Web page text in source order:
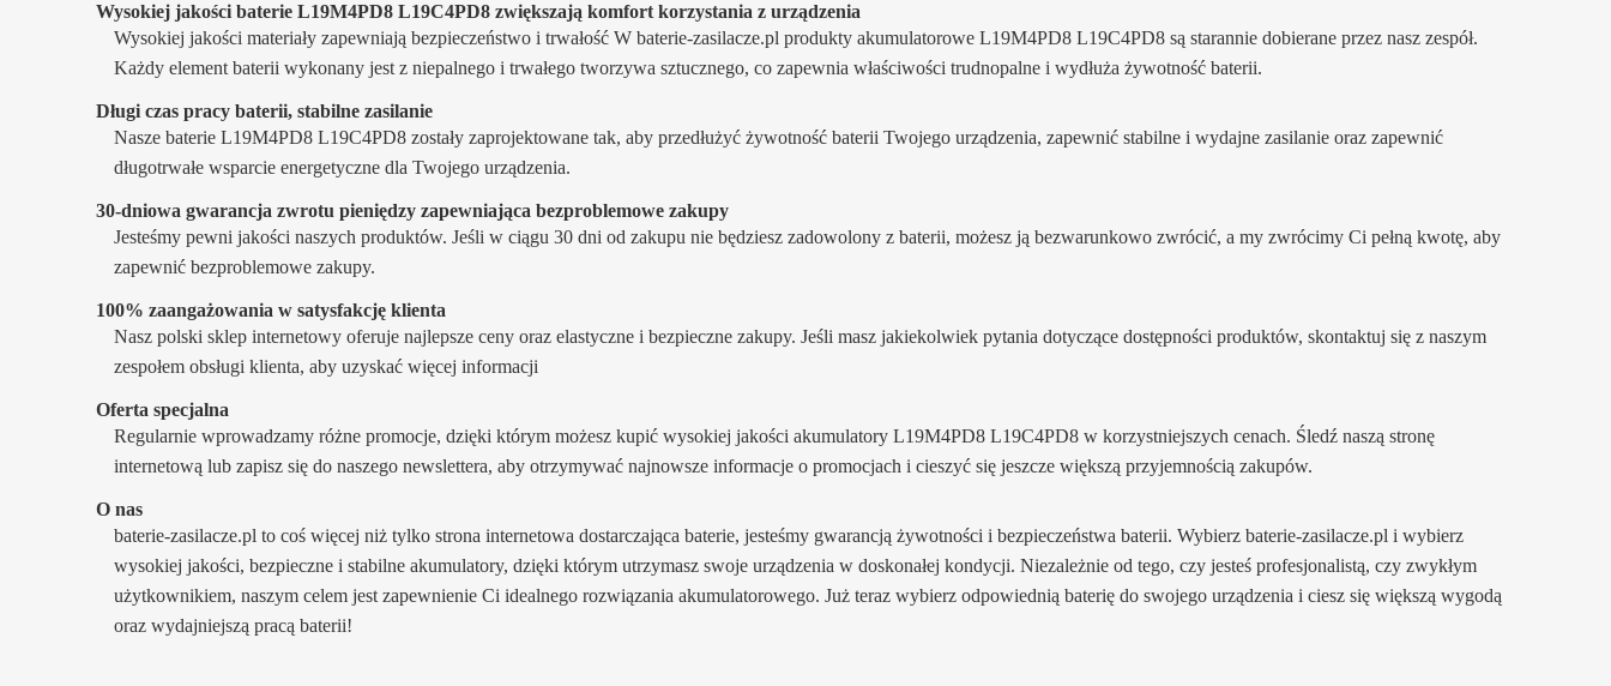
Wysokiej jakości baterie L19M4PD8 L19C4PD8 zwiększają komfort korzystania z urządzenia
Wysokiej jakości materiały zapewniają bezpieczeństwo i trwałość W baterie-zasilacze.pl produkty akumulatorowe L19M4PD8 L19C4PD8 są starannie dobierane przez nasz zespół.
Każdy element baterii wykonany jest z niepalnego i trwałego tworzywa sztucznego, co zapewnia właściwości trudnopalne i wydłuża żywotność baterii.
Długi czas pracy baterii, stabilne zasilanie
Nasze baterie L19M4PD8 L19C4PD8 zostały zaprojektowane tak, aby przedłużyć żywotność baterii Twojego urządzenia, zapewnić stabilne i wydajne zasilanie oraz zapewnić
długotrwałe wsparcie energetyczne dla Twojego urządzenia.
30-dniowa gwarancja zwrotu pieniędzy zapewniająca bezproblemowe zakupy
Jesteśmy pewni jakości naszych produktów. Jeśli w ciągu 30 dni od zakupu nie będziesz zadowolony z baterii, możesz ją bezwarunkowo zwrócić, a my zwrócimy Ci pełną kwotę, aby
zapewnić bezproblemowe zakupy.
100% zaangażowania w satysfakcję klienta
Nasz polski sklep internetowy oferuje najlepsze ceny oraz elastyczne i bezpieczne zakupy. Jeśli masz jakiekolwiek pytania dotyczące dostępności produktów, skontaktuj się z naszym
zespołem obsługi klienta, aby uzyskać więcej informacji
Oferta specjalna
Regularnie wprowadzamy różne promocje, dzięki którym możesz kupić wysokiej jakości akumulatory L19M4PD8 L19C4PD8 w korzystniejszych cenach. Śledź naszą stronę
internetową lub zapisz się do naszego newslettera, aby otrzymywać najnowsze informacje o promocjach i cieszyć się jeszcze większą przyjemnością zakupów.
O nas
baterie-zasilacze.pl to coś więcej niż tylko strona internetowa dostarczająca baterie, jesteśmy gwarancją żywotności i bezpieczeństwa baterii. Wybierz baterie-zasilacze.pl i wybierz
wysokiej jakości, bezpieczne i stabilne akumulatory, dzięki którym utrzymasz swoje urządzenia w doskonałej kondycji. Niezależnie od tego, czy jesteś profesjonalistą, czy zwykłym
użytkownikiem, naszym celem jest zapewnienie Ci idealnego rozwiązania akumulatorowego. Już teraz wybierz odpowiednią baterię do swojego urządzenia i ciesz się większą wygodą
oraz wydajniejszą pracą baterii!